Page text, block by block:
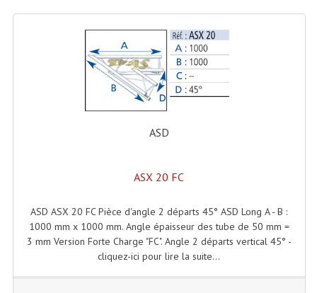
Sac Trolley De Transport
Sacs & Housses De Transport
Valises Pour Clavier
Rack 19 Pouces Multiplis
Machines À Effets Fumées, Mousses, Liquid
Machines À Fumées
ASD
ASX 20 FC
ASD ASX 20 FC Pièce d'angle 2 départs 45° ASD Long A - B :
1000 mm x 1000 mm. Angle épaisseur des tube de 50 mm =
3 mm Version Forte Charge "FC". Angle 2 départs vertical 45° -
cliquez-ici pour lire la suite...